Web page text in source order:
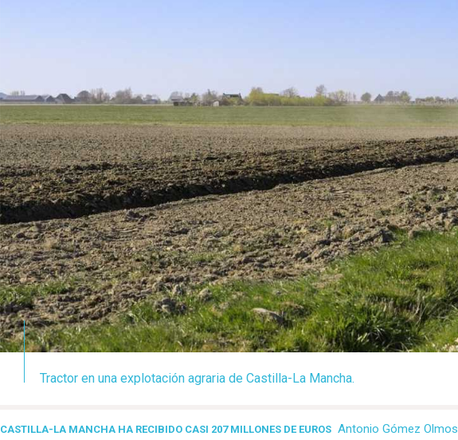
Tractor en una explotación agraria de Castilla-La Mancha.
CASTILLA-LA MANCHA HA RECIBIDO CASI 207 MILLONES DE EUROS Antonio Gómez Olmos